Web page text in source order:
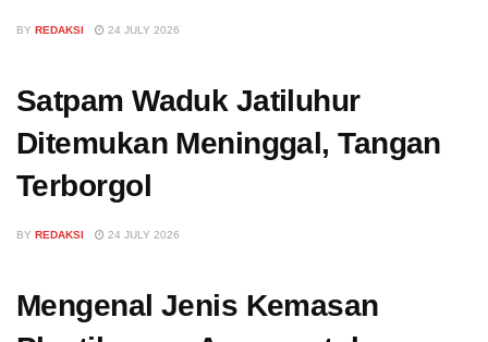
BY REDAKSI 24 JULY 2026
Satpam Waduk Jatiluhur
Ditemukan Meninggal, Tangan
Terborgol
BY REDAKSI 24 JULY 2026
Mengenal Jenis Kemasan